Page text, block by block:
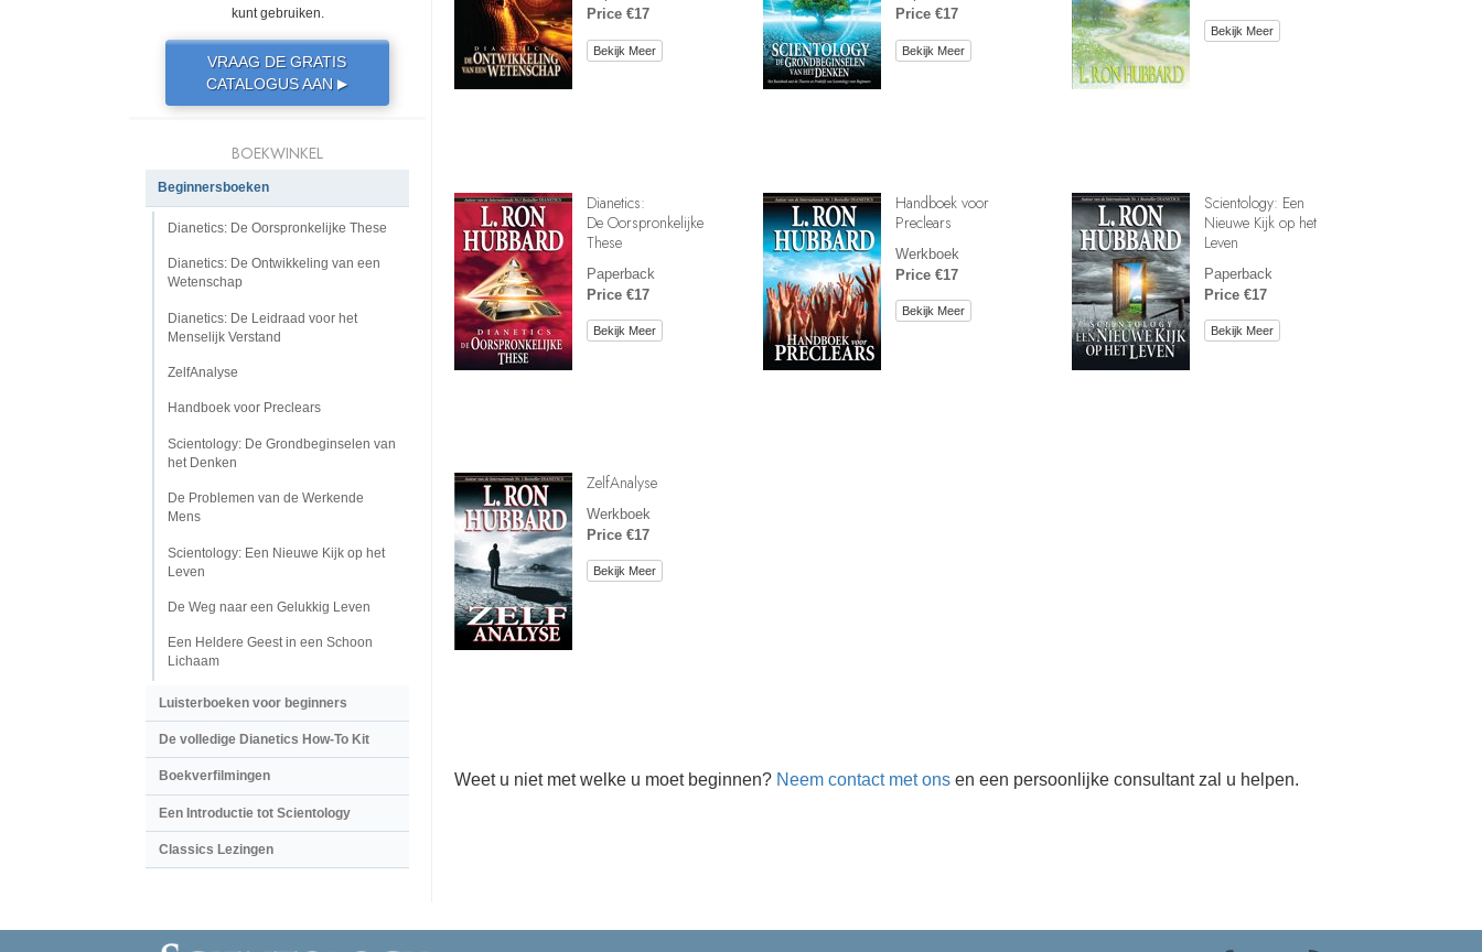
Price €17
Bekijk Meer
Price €17
Bekijk Meer
Bekijk Meer
Dianetics:
De Oorspronkelijke
These
Paperback
Price €17
Bekijk Meer
Handboek voor
Preclears
Werkboek
Price €17
Bekijk Meer
Scientology: Een
Nieuwe Kijk op het
Leven
Paperback
Price €17
Bekijk Meer
ZelfAnalyse
Werkboek
Price €17
Bekijk Meer
Weet u niet met welke u moet beginnen? Neem contact met ons en een persoonlijke consultant zal u helpen.
kunt gebruiken.
VRAAG DE GRATIS
CATALOGUS AAN▶
BOEKWINKEL
Beginnersboeken
Dianetics: De Oorspronkelijke These
Dianetics: De Ontwikkeling van een
Wetenschap
Dianetics: De Leidraad voor het
Menselijk Verstand
ZelfAnalyse
Handboek voor Preclears
Scientology: De Grondbeginselen van
het Denken
De Problemen van de Werkende
Mens
Scientology: Een Nieuwe Kijk op het
Leven
De Weg naar een Gelukkig Leven
Een Heldere Geest in een Schoon
Lichaam
Luisterboeken voor beginners
De volledige Dianetics How-To Kit
Boekverfilmingen
Een Introductie tot Scientology
Classics Lezingen